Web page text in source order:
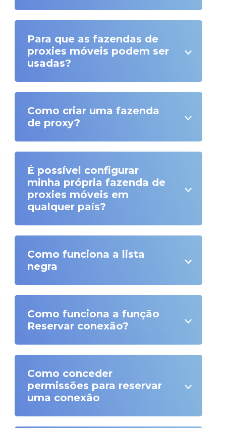
Para que as fazendas de
proxies móveis podem ser
usadas?
Como criar uma fazenda
de proxy?
É possível configurar
minha própria fazenda de
proxies móveis em
qualquer país?
Como funciona a lista
negra
Como funciona a função
Reservar conexão?
Como conceder
permissões para reservar
uma conexão